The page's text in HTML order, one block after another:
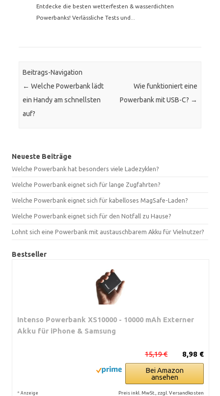
Entdecke die besten wetterfesten & wasserdichten
Powerbanks! Verlässliche Tests und...
Beitrags-Navigation
← Welche Powerbank lädt
ein Handy am schnellsten
auf?
Wie funktioniert eine
Powerbank mit USB-C? →
Neueste Beiträge
Welche Powerbank hat besonders viele Ladezyklen?
Welche Powerbank eignet sich für lange Zugfahrten?
Welche Powerbank eignet sich für kabelloses MagSafe-Laden?
Welche Powerbank eignet sich für den Notfall zu Hause?
Lohnt sich eine Powerbank mit austauschbarem Akku für Vielnutzer?
Bestseller
Intenso Powerbank XS10000 - 10000 mAh Externer
Akku für iPhone & Samsung
8,98 €
15,19 €
Bei Amazon
ansehen
* Anzeige Preis inkl. MwSt., zzgl. Versandkosten